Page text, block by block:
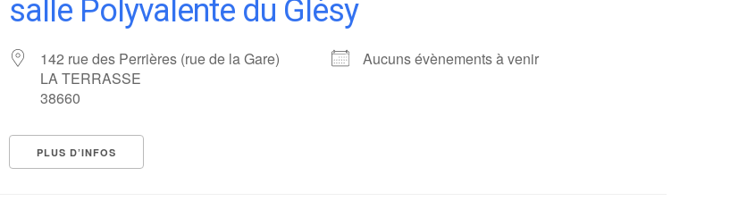
salle Polyvalente du Glésy
142 rue des Perrières (rue de la Gare)
LA TERRASSE
38660
Aucuns évènements à venir
PLUS D’INFOS